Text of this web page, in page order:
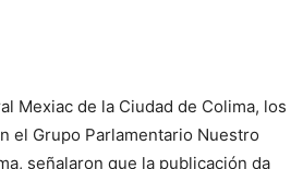
Mexiac de la Ciudad de Colima, los
el Grupo Parlamentario Nuestro
señalaron que la publicación da